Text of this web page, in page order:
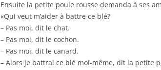
Ensuite la petite poule rousse demanda à ses
«Qui veut m’aider à battre ce blé?
– Pas moi, dit le chat.
– Pas moi, dit le cochon.
– Pas moi, dit le canard.
– Alors je battrai ce blé moi-même, dit la petite